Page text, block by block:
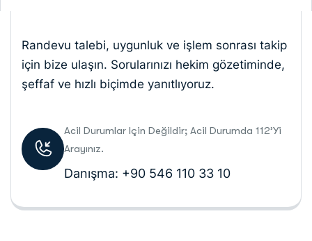
Randevu talebi, uygunluk ve işlem sonrası takip
için bize ulaşın. Sorularınızı hekim gözetiminde,
şeffaf ve hızlı biçimde yanıtlıyoruz.
Acil Durumlar Için Değildir; Acil Durumda 112’yi
Arayınız.
Danışma: +90 546 110 33 10